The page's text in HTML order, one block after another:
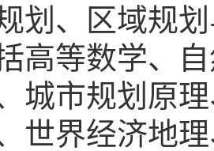
划、区域规
高等数学、
城市规划原
世界经济地